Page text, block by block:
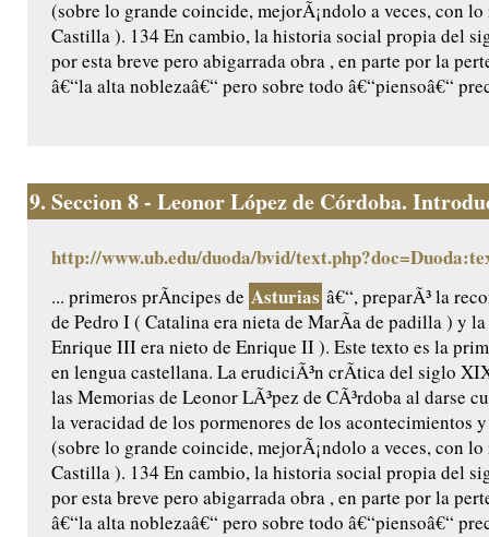
(sobre lo grande coincide, mejorÃ¡ndolo a veces, con
Castilla ). 134 En cambio, la historia social propia del
por esta breve pero abigarrada obra , en parte por la
â€“la alta noblezaâ€“ pero sobre todo â€“piensoâ€“
9. Seccion 8 - Leonor López de Córdoba.
http://www.ub.edu/duoda/bvid/
... primeros prÃ­ncipes de Asturias â€“, preparÃ³ la
de Pedro I ( Catalina era nieta de MarÃ­a de padilla ) y
Enrique III era nieto de Enrique II ). Este texto es la
en lengua castellana. La erudiciÃ³n crÃ­tica del siglo
las Memorias de Leonor LÃ³pez de CÃ³rdoba al darse
la veracidad de los pormenores de los acontecimientos
(sobre lo grande coincide, mejorÃ¡ndolo a veces, con
Castilla ). 134 En cambio, la historia social propia del
por esta breve pero abigarrada obra , en parte por la
â€“la alta noblezaâ€“ pero sobre todo â€“piensoâ€“